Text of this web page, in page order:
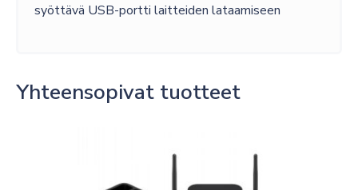
syöttävä USB-portti laitteiden lataamiseen
Yhteensopivat tuotteet